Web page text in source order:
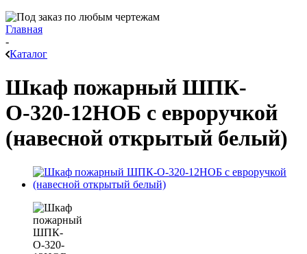
Главная
-
Каталог
Шкаф пожарный ШПК-
О-320-12НОБ с евроручкой
(навесной открытый белый)